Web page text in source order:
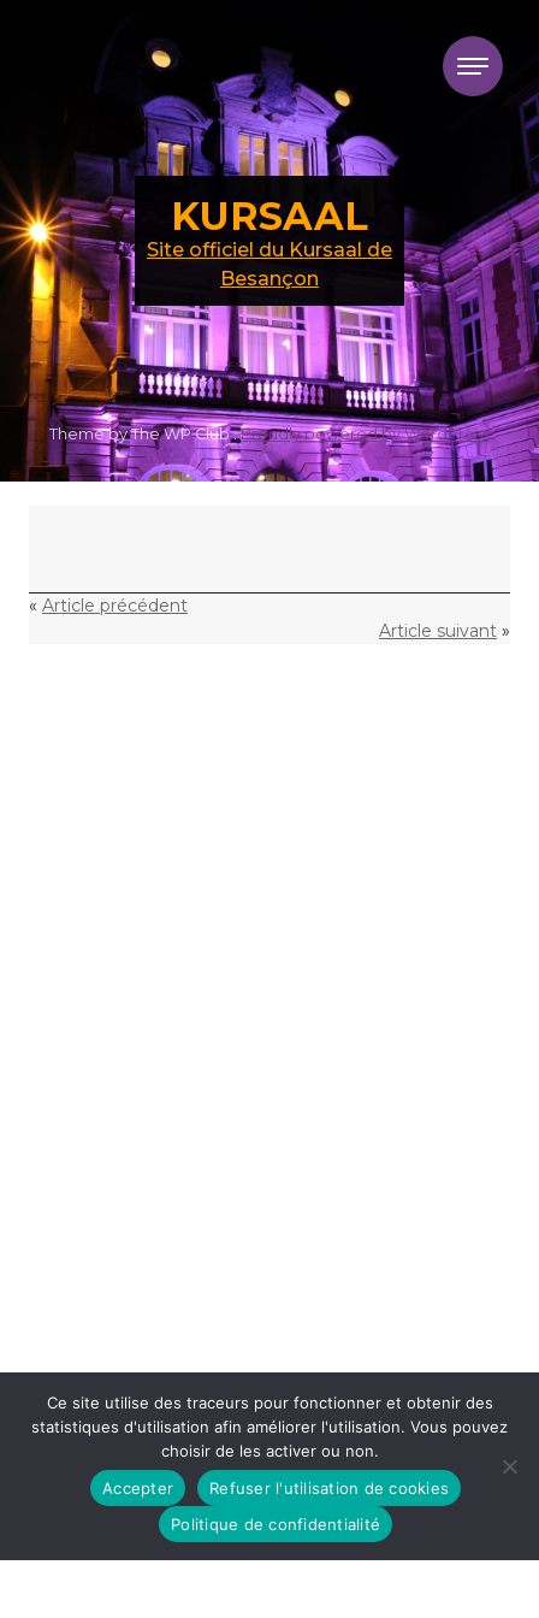
« Article précédent
Article suivant »
KURSAAL
Site officiel du Kursaal de
Besançon
Theme by The WP Club .Proudly powered by WordPress
Ce site utilise des traceurs pour fonctionner et obtenir des
statistiques d'utilisation afin améliorer l'utilisation. Vous pouvez
choisir de les activer ou non.
Accepter
Refuser l'utilisation de cookies
Politique de confidentialité